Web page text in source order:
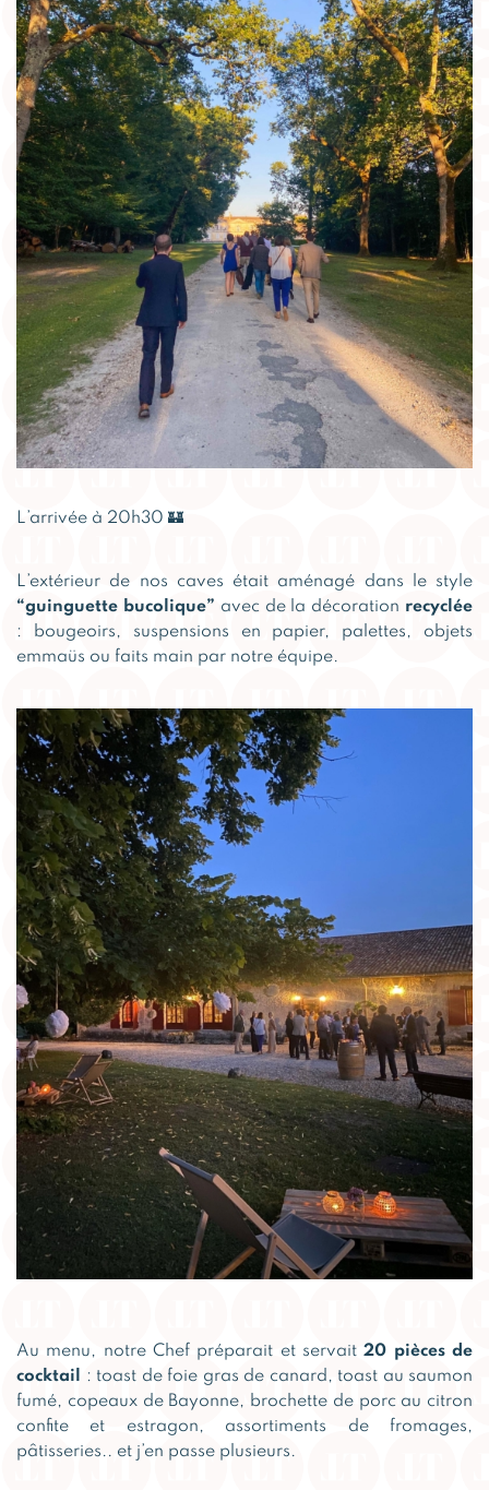
L’arrivée à 20h30 🏰
L’extérieur de nos caves était aménagé dans le style
“guinguette bucolique” avec de la décoration recyclée
: bougeoirs, suspensions en papier, palettes, objets
emmaüs ou faits main par notre équipe.
Au menu, notre Chef préparait et servait20 pièces de
cocktail
: toast de foie gras de canard, toast au saumon
fumé, copeaux de Bayonne, brochette de porc au citron
confite et estragon, assortiments de fromages,
pâtisseries.. et j’en passe plusieurs.